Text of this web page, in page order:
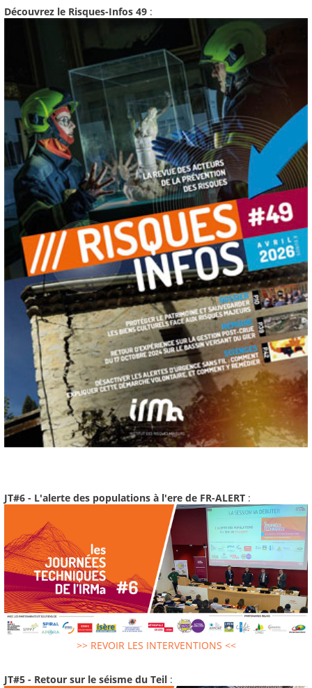
Découvrez le Risques-Infos 49 :
JT#6 - L'alerte des populations à l'ere de FR-ALERT :
>> REVOIR LES INTERVENTIONS <<
JT#5 - Retour sur le séisme du Teil :